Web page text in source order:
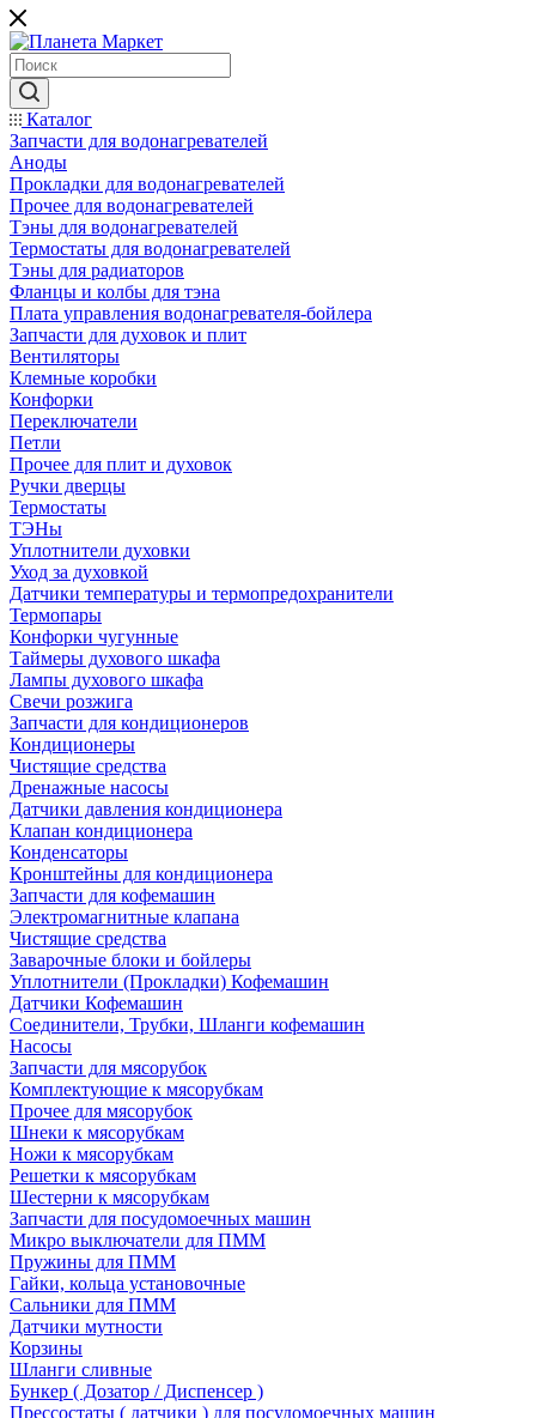
Каталог
Запчасти для водонагревателей
Аноды
Прокладки для водонагревателей
Прочее для водонагревателей
Тэны для водонагревателей
Термостаты для водонагревателей
Тэны для радиаторов
Фланцы и колбы для тэна
Плата управления водонагревателя-бойлера
Запчасти для духовок и плит
Вентиляторы
Клемные коробки
Конфорки
Переключатели
Петли
Прочее для плит и духовок
Ручки дверцы
Термостаты
ТЭНы
Уплотнители духовки
Уход за духовкой
Датчики температуры и термопредохранители
Термопары
Конфорки чугунные
Таймеры духового шкафа
Лампы духового шкафа
Свечи розжига
Запчасти для кондиционеров
Кондиционеры
Чистящие средства
Дренажные насосы
Датчики давления кондиционера
Клапан кондиционера
Конденсаторы
Кронштейны для кондиционера
Запчасти для кофемашин
Электромагнитные клапана
Чистящие средства
Заварочные блоки и бойлеры
Уплотнители (Прокладки) Кофемашин
Датчики Кофемашин
Соединители, Трубки, Шланги кофемашин
Насосы
Запчасти для мясорубок
Комплектующие к мясорубкам
Прочее для мясорубок
Шнеки к мясорубкам
Ножи к мясорубкам
Решетки к мясорубкам
Шестерни к мясорубкам
Запчасти для посудомоечных машин
Микро выключатели для ПММ
Пружины для ПММ
Гайки, кольца установочные
Сальники для ПММ
Датчики мутности
Корзины
Шланги сливные
Бункер ( Дозатор / Диспенсер )
Прессостаты ( датчики ) для посудомоечных машин